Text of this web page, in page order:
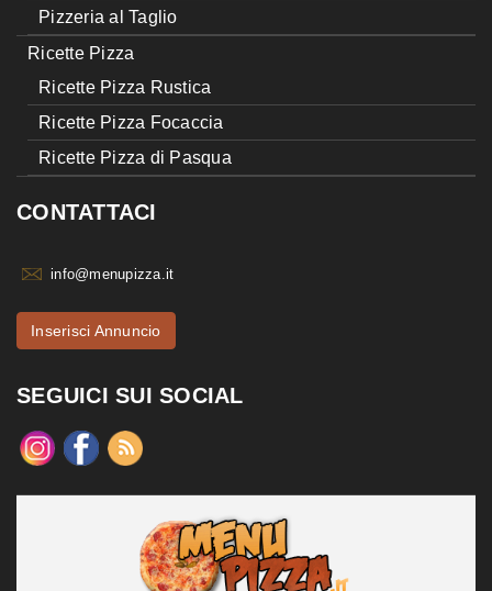
Pizzeria al Taglio
Ricette Pizza
Ricette Pizza Rustica
Ricette Pizza Focaccia
Ricette Pizza di Pasqua
CONTATTACI
info@menupizza.it
Inserisci Annuncio
SEGUICI SUI SOCIAL